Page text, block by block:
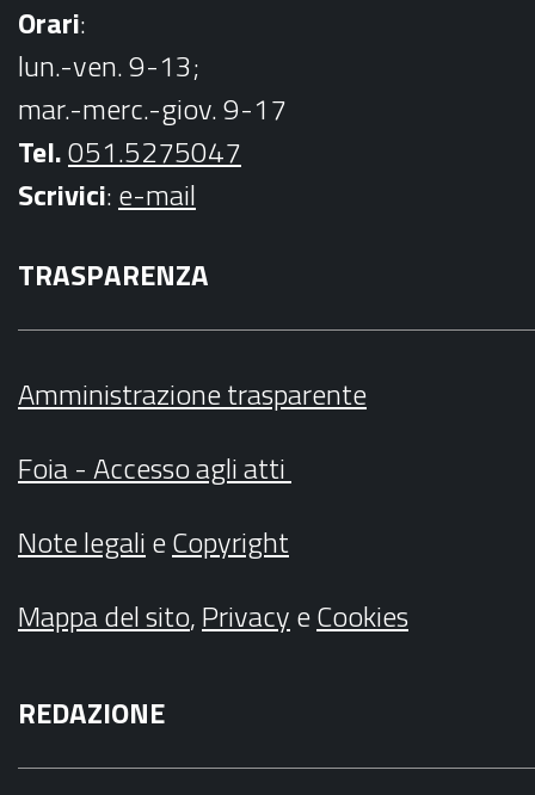
Orari:
lun.-ven. 9-13;
mar.-merc.-giov. 9-17
Tel.051.5275047
Scrivici:e-mail
TRASPARENZA
Amministrazione trasparente
Foia - Accesso agli atti
Note legalieCopyright
Mappa del sito,PrivacyeCookies
REDAZIONE